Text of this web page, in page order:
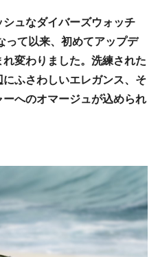
ュなダイバーズウォッチ
って以来、初めてアップデ
変わりました。洗練された
ふさわしいエレガンス、そ
へのオマージュが込められ